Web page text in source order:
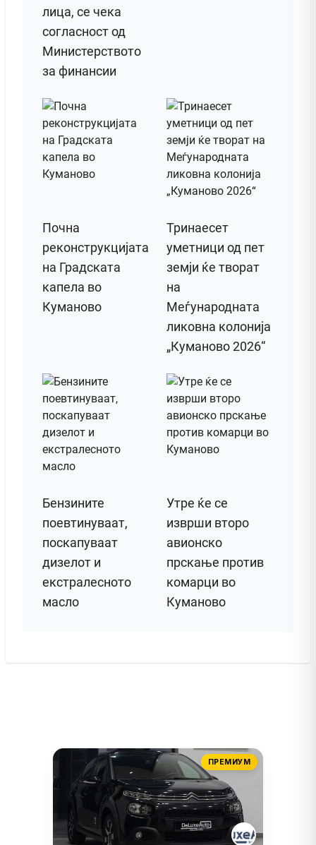
лица, се чека
согласност од
Министерството
за финансии
Почна
реконструкцијата
на Градската
капела во
Куманово
Тринаесет
уметници од пет
земји ќе творат
на
Меѓународната
ликовна колонија
„Куманово 2026“
Бензините
поевтинуваат,
поскапуваат
дизелот и
екстралесното
масло
Утре ќе се
изврши второ
авионско
прскање против
комарци во
Куманово
ПРЕМИУМ